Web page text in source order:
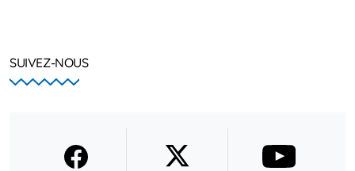
SUIVEZ-NOUS